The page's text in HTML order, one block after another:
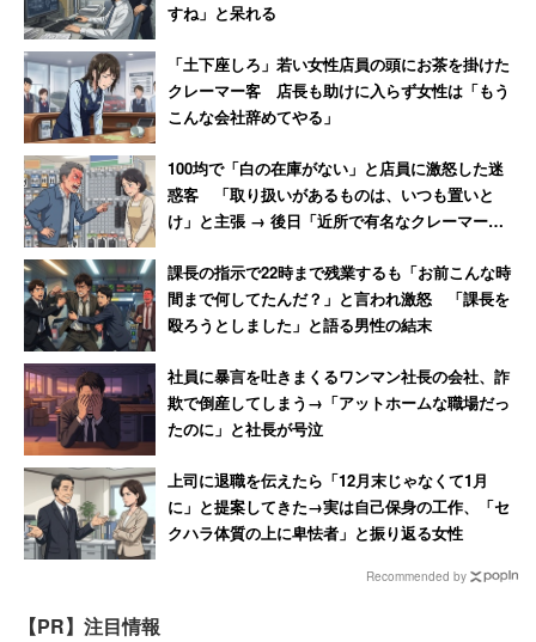
すね」と呆れる
「土下座しろ」若い女性店員の頭にお茶を掛けた
クレーマー客 店長も助けに入らず女性は「もう
こんな会社辞めてやる」
100均で「白の在庫がない」と店員に激怒した迷
惑客 「取り扱いがあるものは、いつも置いと
け」と主張 → 後日「近所で有名なクレーマー」
課長の指示で22時まで残業するも「お前こんな時
間まで何してたんだ？」と言われ激怒 「課長を
殴ろうとしました」と語る男性の結末
社員に暴言を吐きまくるワンマン社長の会社、詐
欺で倒産してしまう→「アットホームな職場だっ
たのに」と社長が号泣
上司に退職を伝えたら「12月末じゃなくて1月
に」と提案してきた→実は自己保身の工作、「セ
クハラ体質の上に卑怯者」と振り返る女性
Recommended by
【PR】注目情報